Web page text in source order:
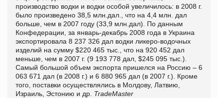
производство водки и водки особой увеличилось: в 2008 г.
было произведено 38,5 млн.дал., что на 4,4 млн. дал
больше, чем в 2007 году (33,9 млн.дал). По данным
Конфедерации, за январь-декабрь 2008 года в Украина
экспортировала 8 237 326 дал водки ликеро-водочных
изделий на сумму $220 465 тыс., что на 920 452 дал
меньше, чем в 2007 г. (9 193 778 дал, $245 095 тыс.).
Самый большой объем экспорта пришелся на Россию – 6
063 671 дал (в 2008 г.) и 6 880 965 дал (в 2007 г.). Кроме
того, поставки осуществлялись в Молдову, Латвию,
Израиль, Эстонию и др. TradeMaster